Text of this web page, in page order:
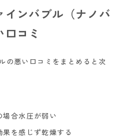
インバブル（ナノバ
コミ
の悪い口コミをまとめると次
場合水圧が弱い
を感じず乾燥する